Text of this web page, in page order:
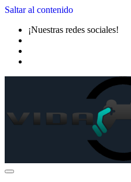
Saltar al contenido
¡Nuestras redes sociales!